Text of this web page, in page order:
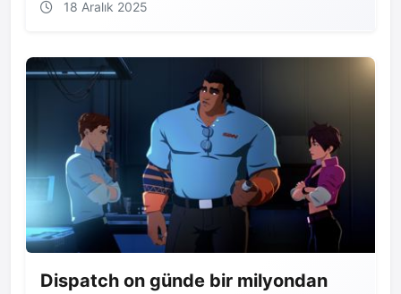
18 Aralık 2025
Dispatch on günde bir milyondan